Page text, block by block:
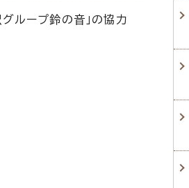
ループ鈴の音」の協力